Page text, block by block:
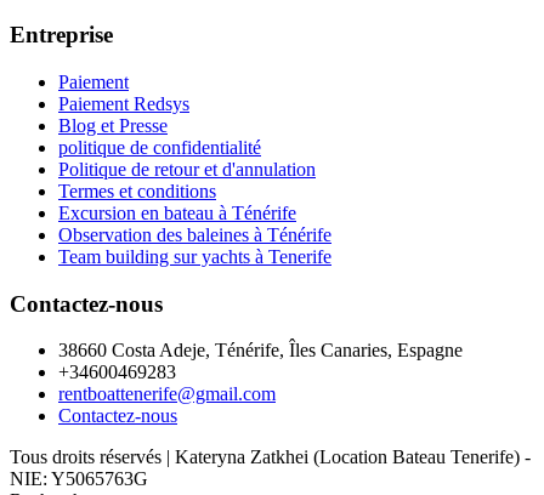
Entreprise
Paiement
Paiement Redsys
Blog et Presse
politique de confidentialité
Politique de retour et d'annulation
Termes et conditions
Excursion en bateau à Ténérife
Observation des baleines à Ténérife
Team building sur yachts à Tenerife
Contactez-nous
38660 Costa Adeje, Ténérife, Îles Canaries, Espagne
+34600469283
rentboattenerife@gmail.com
Contactez-nous
Tous droits réservés | Kateryna Zatkhei (Location Bateau Tenerife) -
NIE: Y5065763G